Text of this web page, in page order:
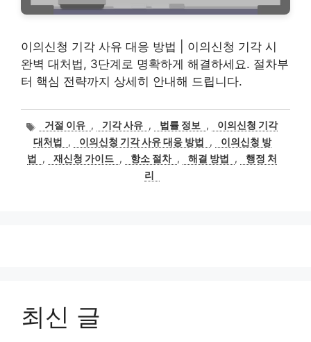
이의신청 기각 사유 대응 방법 | 이의신청 기각 시
완벽 대처법, 3단계로 명확하게 해결하세요. 절차부
터 핵심 전략까지 상세히 안내해 드립니다.
태
그
거절 이유 , 기각 사유 , 법률 정보 ,
이의신청 기각
대처법
, 이의신청 기각 사유 대응 방법 ,
이의신청 방
법
, 재신청 가이드 , 항소 절차 , 해결 방법 ,
행정 처
리
최신 글